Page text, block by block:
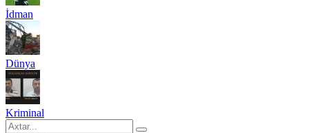
İdman
Dünya
Kriminal